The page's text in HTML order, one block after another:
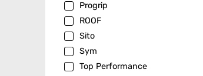
Progrip
ROOF
Sito
Sym
Top Performance